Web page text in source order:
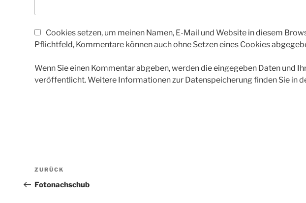
Cookies setzen, um meinen Namen, E-Mail und Website in diesem
Pflichtfeld, Kommentare können auch ohne Setzen eines Cookies
Wenn Sie einen Kommentar abgeben, werden die eingegeben Daten und
veröffentlicht. Weitere Informationen zur Datenspeicherung finden Sie in
Beitragsnavigation
Vorheriger
Beitrag
ZURÜCK
Fotonachschub